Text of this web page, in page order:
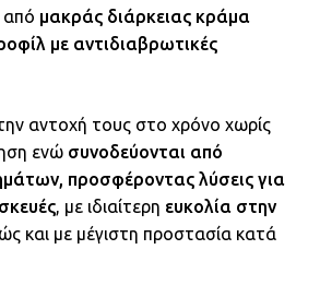
από μακράς διάρκειας κράμα
με αντιδιαβρωτικές
την αντοχή τους στο χρόνο χωρίς
ενώ συνοδεύονται από
προσφέροντας λύσεις για
, με ιδιαίτερη ευκολία στην
και με μέγιστη προστασία κατά